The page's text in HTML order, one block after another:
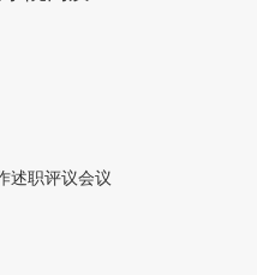
述职评议会议